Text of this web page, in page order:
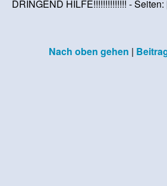
DRINGEND HILFE!!!!!!!!!!!!!! - Seiten:
Nach oben gehen |